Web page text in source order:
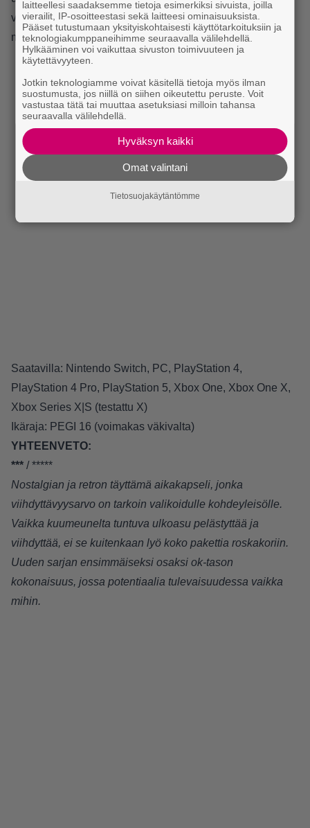
virtuaalikehässä. Askel kentälle on aavistuksen horjuva,
mutta kyllin vankka jatkoaskeleille.
Saatavilla: Nintendo Switch, PC, PlayStation 4,
PlayStation 4 Pro, PlayStation 5, Xbox One, Xbox One X,
Xbox Series X|S (testattu X)
Ikäraja: PEGI 16 (voimakas väkivalta)
YHTEENVETO:
*** / *****
Nostalgian ja retron täyttämä aikakapseli, jonka
viihdyttävyysarvo on tarkoin valikoidulle kohdeyleisölle.
Vaikka kuumeunelta tuntuva ulkoasu pelästyttää ja
viihdyttää, ei se kuitenkaan lyö koko pakettia roskakoriin.
Uuden sarjan ensimmäiseksi osaksi ok-tason
kokonaisuus, jossa potentiaalia tulevaisuudessa vaikka
mihin.
laitteellesi saadaksemme tietoja esimerkiksi sivuista, joilla
vierailit, IP-osoitteestasi sekä laitteesi ominaisuuksista.
Pääset tutustumaan yksityiskohtaisesti käyttötarkoituksiin ja
teknologiakumppaneihimme seuraavalla välilehdellä.
Hylkääminen voi vaikuttaa sivuston toimivuuteen ja
käytettävyyteen.
Jotkin teknologiamme voivat käsitellä tietoja myös ilman
suostumusta, jos niillä on siihen oikeutettu peruste. Voit
vastustaa tätä tai muuttaa asetuksiasi milloin tahansa
seuraavalla välilehdellä.
Hyväksyn kaikki
Omat valintani
Tietosuojakäytäntömme